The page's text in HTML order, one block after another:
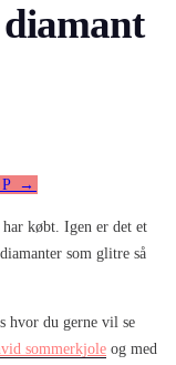
→
købt. Igen er det et
som glitre så
hvor du gerne vil se
sommerkjole og med